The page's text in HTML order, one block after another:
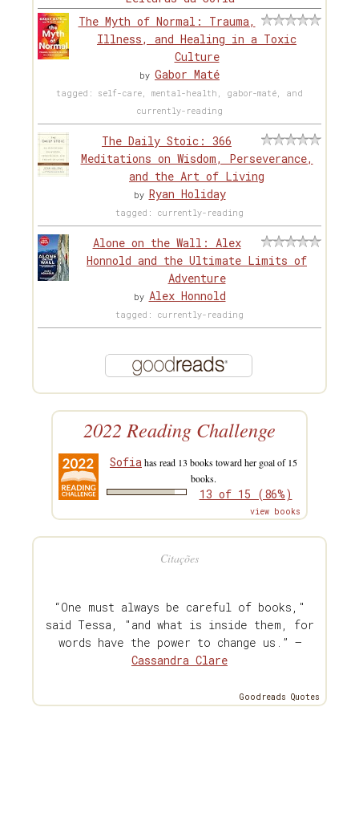
The Myth of Normal: Trauma,
Illness, and Healing in a Toxic
Culture
by Gabor Maté
tagged: self-care, mental-health, gabor-maté, and
currently-reading
The Daily Stoic: 366
Meditations on Wisdom, Perseverance,
and the Art of Living
by Ryan Holiday
tagged: currently-reading
Alone on the Wall: Alex
Honnold and the Ultimate Limits of
Adventure
by Alex Honnold
tagged: currently-reading
2022 Reading Challenge
Sofia has read 13 books toward her goal of 15
books.
13 of 15 (86%)
view books
Citações
“One must always be careful of books,"
said Tessa, "and what is inside them, for
words have the power to change us.” —
Cassandra Clare
Goodreads Quotes